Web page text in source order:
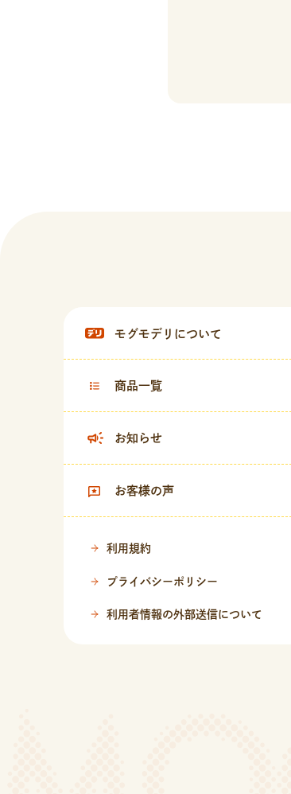
モグモデリについて
商品一覧
お知らせ
お客様の声
利用規約
プライバシーポリシー
利用者情報の外部送信について